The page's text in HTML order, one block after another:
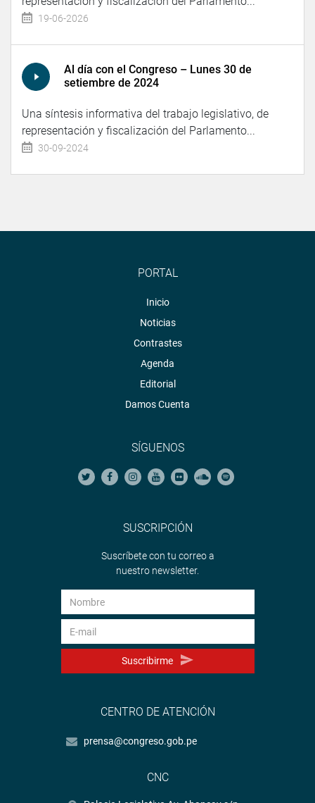
19-06-2026
Al día con el Congreso – Lunes 30 de
setiembre de 2024
Una síntesis informativa del trabajo legislativo, de
representación y fiscalización del Parlamento...
30-09-2024
PORTAL
Inicio
Noticias
Contrastes
Agenda
Editorial
Damos Cuenta
SÍGUENOS
SUSCRIPCIÓN
Suscríbete con tu correo a
nuestro newsletter.
Suscribirme
CENTRO DE ATENCIÓN
prensa@congreso.gob.pe
CNC